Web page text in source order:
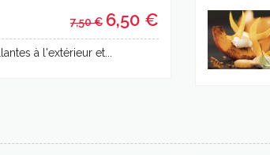
7,50 € 6,50 €
à l'extérieur et...